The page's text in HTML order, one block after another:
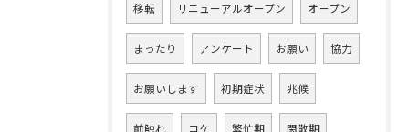
移転 リニューアルオープン オープン
まったり アンケート お願い 協力
お願いします 初期症状 兆候
前触れ コケ 繁忙期 閑散期